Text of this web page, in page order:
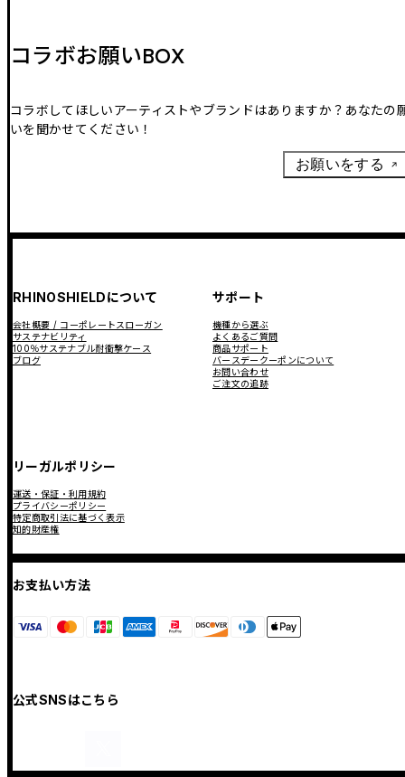
コラボお願いBOX
コラボしてほしいアーティストやブランドはありますか？あなたの
いを聞かせてください！
お願いをする
RHINOSHIELDについて
会社概要 / コーポレートスローガン
サステナビリティ
100％サステナブル耐衝撃ケース
ブログ
サポート
機種から選ぶ
よくあるご質問
商品サポート
バースデークーポンについて
お問い合わせ
ご注文の追跡
リーガルポリシー
運送・保証・利用規約
プライバシーポリシー
特定商取引法に基づく表示
知的財産権
お支払い方法
公式SNSはこちら